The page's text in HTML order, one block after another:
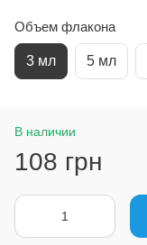
Объем флакона
3 мл 5 мл
В наличии
108 грн